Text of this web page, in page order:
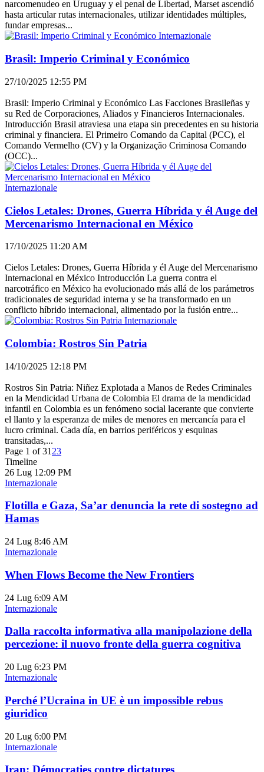
narcomenudeo en Uruguay y el penal de Libertad, Marset ascendió
hasta articular rutas internacionales, utilizar identidades múltiples,
fundar empresas...
Internazionale
Brasil: Imperio Criminal y Económico
27/10/2025 12:55 PM
Brasil: Imperio Criminal y Económico Las Facciones Brasileñas y
su Red de Corporaciones, Aliados y Financieros Internacionales.
Introducción Brasil atraviesa una etapa sin precedentes en su historia
criminal y financiera. El Primeiro Comando da Capital (PCC), el
Comando Vermelho (CV) y la Organização Criminosa Comando
(OCC)...
Internazionale
Cielos Letales: Drones, Guerra Híbrida y él Auge del
Mercenarismo Internacional en México
17/10/2025 11:20 AM
Cielos Letales: Drones, Guerra Híbrida y él Auge del Mercenarismo
Internacional en México Introducción La guerra contra el
narcotráfico en México ha evolucionado más allá de los parámetros
tradicionales de seguridad interna y se ha transformado en un
conflicto híbrido internacional, alimentado por la fusión entre...
Internazionale
Colombia: Rostros Sin Patria
14/10/2025 12:18 PM
Rostros Sin Patria: Niñez Explotada a Manos de Redes Criminales
en la Mendicidad Urbana de Colombia El drama de la mendicidad
infantil en Colombia es un fenómeno social lacerante que convierte
el llanto y la esperanza de miles de menores en mercancía para el
lucro criminal. Cada día, en barrios periféricos y esquinas
transitadas,...
Page 1 of 31 23
Timeline
26 Lug 12:09 PM
Internazionale
Flotilla e Gaza, Sa’ar denuncia la rete di sostegno ad
Hamas
24 Lug 8:46 AM
Internazionale
When Flows Become the New Frontiers
24 Lug 6:09 AM
Internazionale
Dalla raccolta informativa alla manipolazione della
percezione: il nuovo fronte della guerra cognitiva
20 Lug 6:23 PM
Internazionale
Perché l’Ucraina in UE è un impossible rebus
giuridico
20 Lug 6:00 PM
Internazionale
Iran: Démocraties contre dictatures